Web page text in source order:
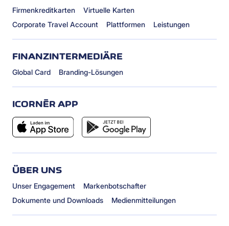
Firmenkreditkarten
Virtuelle Karten
Corporate Travel Account
Plattformen Leistungen
FINANZINTERMEDIÄRE
Global Card Branding-Lösungen
ICORNÈR APP
ÜBER UNS
Unser Engagement
Markenbotschafter
Dokumente und Downloads
Medienmitteilungen